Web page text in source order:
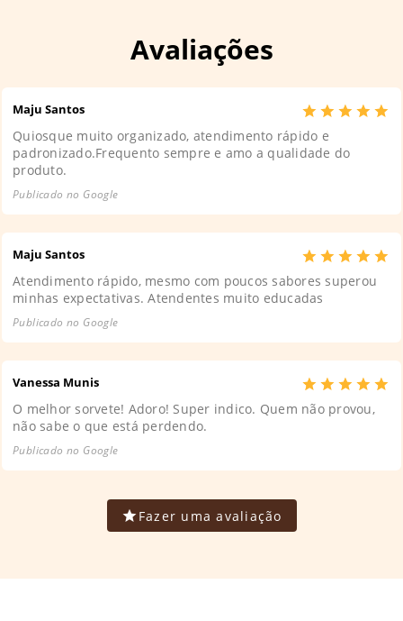
Avaliações
Maju Santos
Quiosque muito organizado, atendimento rápido e
padronizado.Frequento sempre e amo a qualidade do
produto.
Publicado no Google
Maju Santos
Atendimento rápido, mesmo com poucos sabores superou
minhas expectativas. Atendentes muito educadas
Publicado no Google
Vanessa Munis
O melhor sorvete! Adoro! Super indico. Quem não provou,
não sabe o que está perdendo.
Publicado no Google
Fazer uma avaliação